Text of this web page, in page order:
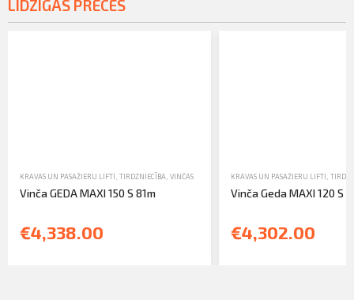
LĪDZĪGAS PRECES
KRAVAS UN PASAŽIERU LIFTI TIRDZNIECĪBA VINČAS
Vinča GEDA MAXI 150 S 81m
€4,338.00
KRAVAS UN PASAŽIERU LIFTI
Vinča Geda MAXI 120 S
€4,302.00